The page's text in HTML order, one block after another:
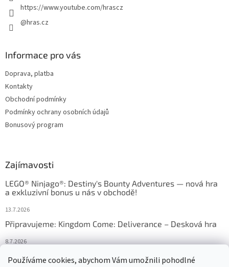
Používáme cookies, abychom Vám umožnili pohodlné
https://www.youtube.com/hrascz
@hras.cz
Informace pro vás
Doprava, platba
Kontakty
Obchodní podmínky
Podmínky ochrany osobních údajů
Bonusový program
Zajímavosti
LEGO® Ninjago®: Destiny's Bounty Adventures — nová hra
a exkluzivní bonus u nás v obchodě!
13.7.2026
Připravujeme: Kingdom Come: Deliverance – Desková hra
8.7.2026
Nejlepší deskové hry: výběr, který frčí v celém Česku